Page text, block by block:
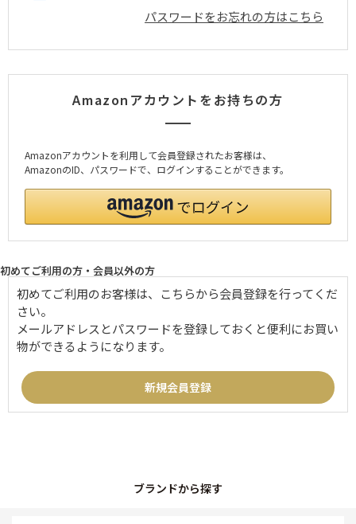
パスワードをお忘れの方はこちら
Amazonアカウントをお持ちの方
Amazonアカウントを利用して会員登録されたお客様は、
AmazonのID、パスワードで、ログインすることができます。
初めてご利用の方・会員以外の方
初めてご利用のお客様は、こちらから会員登録を行ってくだ
さい。
メールアドレスとパスワードを登録しておくと便利にお買い
物ができるようになります。
ブランドから探す